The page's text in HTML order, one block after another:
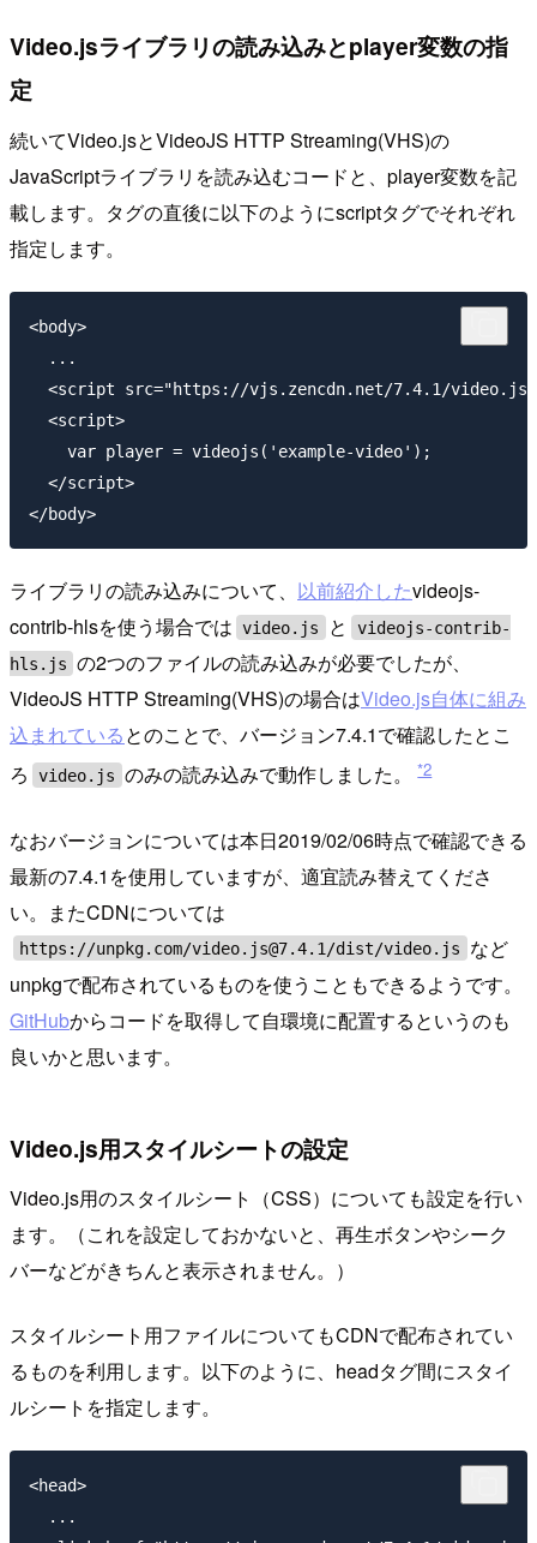
Video.jsライブラリの読み込みとplayer変数の指
定
続いてVideo.jsとVideoJS HTTP Streaming(VHS)の
JavaScriptライブラリを読み込むコードと、player変数を記
載します。タグの直後に以下のようにscriptタグでそれぞれ
指定します。
<body>
  ...
<script src="https://vjs.zencdn.net/7.4.1/
  <script>
    var player = videojs('example-video');
  </script>
ライブラリの読み込みについて、 以前紹介したvideojs-
contrib-hlsを使う場合では video.js と
videojs-contrib-
hls.js の2つのファイルの読み込みが必要でしたが、
VideoJS HTTP Streaming(VHS)の場合はVideo.js自体に組み
込まれているとのことで、バージョン7.4.1で確認したとこ
ろ
video.js のみの読み込みで動作しました。*2
なおバージョンについては本日2019/02/06時点で確認できる
最新の7.4.1を使用していますが、適宜読み替えてくださ
い。またCDNについては
https://unpkg.com/video.js@7.4.1/dist/video.js
など
unpkgで配布されているものを使うこともできるようです。
GitHubからコードを取得して自環境に配置するというのも
良いかと思います。
Video.js用スタイルシートの設定
Video.js用のスタイルシート（CSS）についても設定を行い
ます。（これを設定しておかないと、再生ボタンやシーク
バーなどがきちんと表示されません。）
スタイルシート用ファイルについてもCDNで配布されてい
るものを利用します。以下のように、headタグ間にスタイ
ルシートを指定します。
<head>
  ...